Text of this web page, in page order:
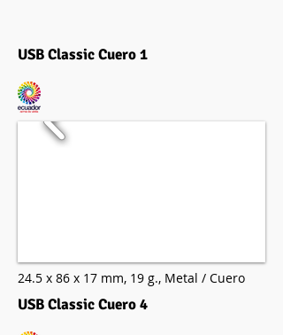
USB Classic Cuero 1
24.5 x 86 x 17 mm, 19 g., Metal / Cuero
USB Classic Cuero 4